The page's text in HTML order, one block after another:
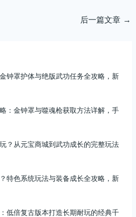
后一篇文章 →
钟罩护体与绝版武功任务全攻略，新
：金钟罩与噬魂枪获取方法详解，手
？从元宝商城到武功成长的完整玩法
特色系统玩法与装备成长全攻略，新
低倍复古版本打造长期耐玩的经典千